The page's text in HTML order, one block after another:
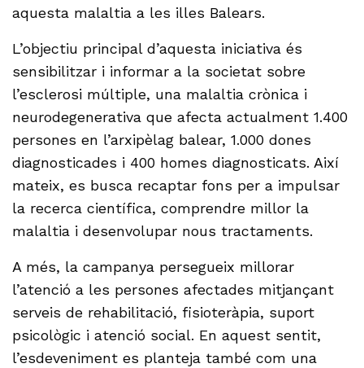
aquesta malaltia a les illes Balears.
L’objectiu principal d’aquesta iniciativa és
sensibilitzar i informar a la societat sobre
l’esclerosi múltiple, una malaltia crònica i
neurodegenerativa que afecta actualment 1.400
persones en l’arxipèlag balear, 1.000 dones
diagnosticades i 400 homes diagnosticats. Així
mateix, es busca recaptar fons per a impulsar
la recerca científica, comprendre millor la
malaltia i desenvolupar nous tractaments.
A més, la campanya persegueix millorar
l’atenció a les persones afectades mitjançant
serveis de rehabilitació, fisioteràpia, suport
psicològic i atenció social. En aquest sentit,
l’esdeveniment es planteja també com una